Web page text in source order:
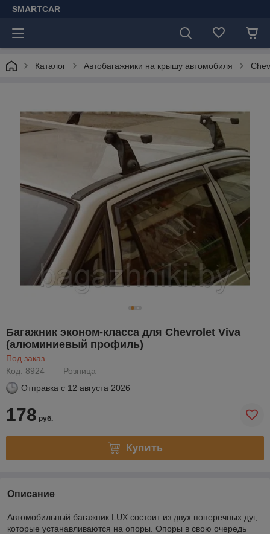
SMARTCAR
Каталог Автобагажники на крышу автомобиля
Багажник эконом-класса для Chevrolet Viva
(алюминиевый профиль)
Под заказ
Код: 8924
Розница
Отправка с 12 августа 2026
178 руб.
Купить
Описание
Автомобильный багажник LUX состоит из двух поперечных дуг,
которые устанавливаются на опоры. Опоры в свою очередь